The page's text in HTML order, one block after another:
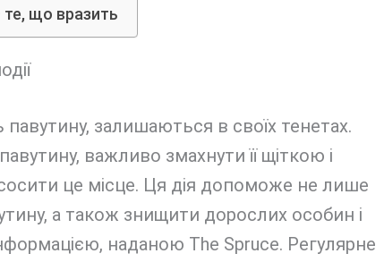
те, що вразить
павутину, залишаються в своїх тенетах.
важливо змахнути її щіткою і
це місце. Ця дія допоможе не лише
а також знищити дорослих особин і
наданою The Spruce. Регулярне